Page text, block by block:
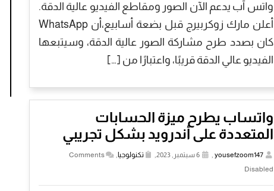
واتس آب يدعم الآن الصور ومقاطع الفيديو عالية الدقة.
أعلن مارك زوكربيرج قبل بضعة أسابيع،أن WhatsApp
كان بصدد طرح مشاركة الصور عالية الدقة، وسيتبعها
الفيديو عالي الدقة قريبًا، واعتبارًا من […]
واتساب يطرح ميزة الحسابات
المتعددة على أندرويد بشكل تجريبي
yousefzoom147
, 6 سبتمبر, 2023, تكنولوجيا,
Comments
Disabled